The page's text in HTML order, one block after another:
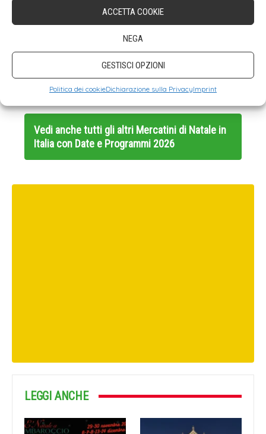
ACCETTA COOKIE
NEGA
GESTISCI OPZIONI
Politica dei cookieDichiarazione sulla PrivacyImprint
sera, Piazza Grande si anima con le Big
Lights. Immergiti in un’atmosfera fiabesca,
mentre le facciate dei palazzi si illuminano
a ritmo di musica. Uno spettacolo gratuito
da non perdere
Vedi anche tutti gli altri Mercatini di Natale in
Italia con Date e Programmi 2026
LEGGI ANCHE